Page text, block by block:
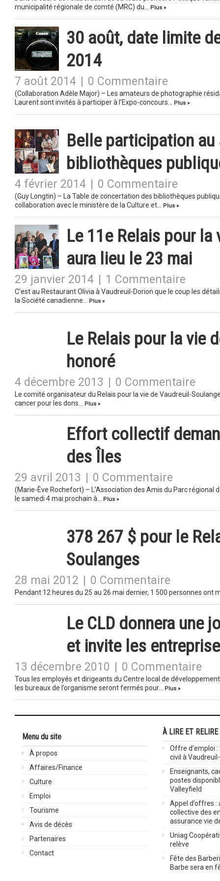
municipalité régionale de comté (MRC) du…
Plus »
30 août, date limite
2014
7 août 2014 0 Commentaire
(Collaboration Adèle Major) – Les amateurs de photographie
Laurent sont invités à participer à l’Expo-concours…
Plus »
Belle participation
bibliothèques
4 février 2014 0 Commentaire
(Guy Longtin) – La Table de concertation des bibliothèques
collaboration avec le ministère de la Culture et…
Plus »
Le 11e Relais pour la
aura lieu le 23 mai
29 janvier 2014 1 Commentaire
C’est au Restaurant Olivia à Vaudreuil-Dorion que le coup les
la Société canadienne…
Plus »
Le Relais pour la vie
honoré
4 décembre 2013 0 Commentaire
Le comité organisateur du Relais pour la vie de Vaudreuil-
cancer pour les dons…
Plus »
Effort collectif
des Îles
29 avril 2013 0 Commentaire
(Marie-Ève Rochefort) – L’Association des Amis du Parc
le samedi 4 mai prochain à…
Plus »
378 267 $ pour le
Soulanges
28 mai 2012 0 Commentaire
Pendant 12 heures du 25 au 26 mai dernier, 1 500 personnes
Le CLD donnera une
et invite les
13 décembre 2010 0 Commentaire
Tous les employés et dirigeants du Centre local de
les bureaux de l’organisme seront fermés pour…
Plus »
Menu du site
À propos
Affaires/Finance
Culture
Emploi
Tourisme
Avis de décès
Partenaires
Contact
À LIRE ET RELIRE
Offre d’emploi
civil à
Enseignants,
postes
Valleyfield
Appel d’offres :
collective des
assurance vie
Uniag
relève
Fête des
Barbe sera en